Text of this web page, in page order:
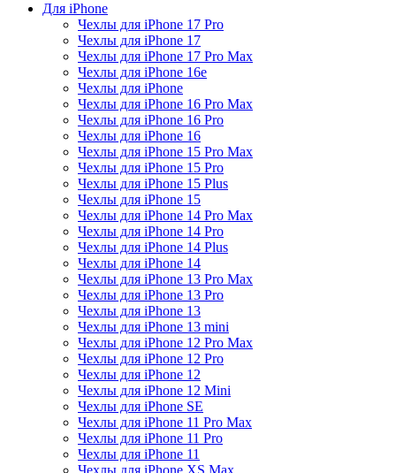
Для iPhone
Чехлы для iPhone 17 Pro
Чехлы для iPhone 17
Чехлы для iPhone 17 Pro Max
Чехлы для iPhone 16e
Чехлы для iPhone
Чехлы для iPhone 16 Pro Max
Чехлы для iPhone 16 Pro
Чехлы для iPhone 16
Чехлы для iPhone 15 Pro Max
Чехлы для iPhone 15 Pro
Чехлы для iPhone 15 Plus
Чехлы для iPhone 15
Чехлы для iPhone 14 Pro Max
Чехлы для iPhone 14 Pro
Чехлы для iPhone 14 Plus
Чехлы для iPhone 14
Чехлы для iPhone 13 Pro Max
Чехлы для iPhone 13 Pro
Чехлы для iPhone 13
Чехлы для iPhone 13 mini
Чехлы для iPhone 12 Pro Max
Чехлы для iPhone 12 Pro
Чехлы для iPhone 12
Чехлы для iPhone 12 Mini
Чехлы для iPhone SE
Чехлы для iPhone 11 Pro Max
Чехлы для iPhone 11 Pro
Чехлы для iPhone 11
Чехлы для iPhone XS Max